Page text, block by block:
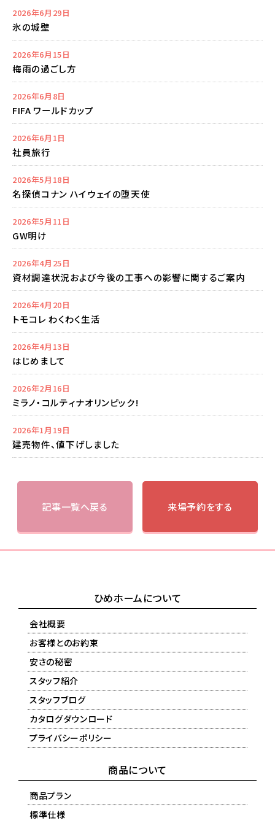
2026年6月29日
氷の城壁
2026年6月15日
梅雨の過ごし方
2026年6月8日
FIFA ワールドカップ
2026年6月1日
社員旅行
2026年5月18日
名探偵コナン ハイウェイの堕天使
2026年5月11日
GW明け
2026年4月25日
資材調達状況および今後の工事への影響に関するご案内
2026年4月20日
トモコレ わくわく生活
2026年4月13日
はじめまして
2026年2月16日
ミラノ・コルティナオリンピック!
2026年1月19日
建売物件、値下げしました
記事一覧へ戻る 来場予約をする
ひめホームについて
会社概要
お客様とのお約束
安さの秘密
スタッフ紹介
スタッフブログ
カタログダウンロード
プライバシーポリシー
商品について
商品プラン
標準仕様